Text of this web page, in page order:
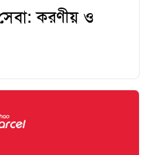
করণীয় ও